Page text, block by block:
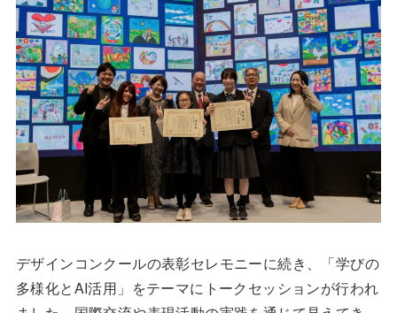
デザインコンクールの表彰セレモニーに続き、「学びの
多様化とAI活用」をテーマにトークセッションが行われ